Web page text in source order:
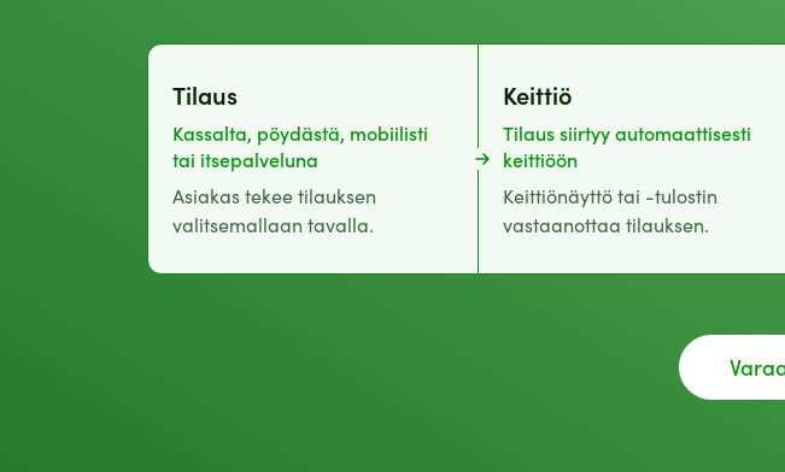
Tilaus
Kassalta, pöydästä, mobiilisti
tai itsepalveluna
Asiakas tekee tilauksen
valitsemallaan tavalla.
Keittiö
Tilaus siirtyy automaattisesti
keittiöön
Keittiönäyttö tai -tulostin
vastaanottaa tilauksen.